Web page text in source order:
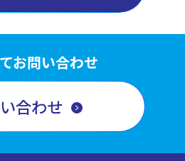
お問い合わせ
合わせ